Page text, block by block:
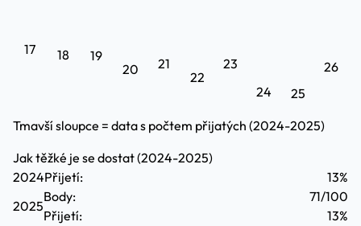
17 18 19
20 21
22
23
24 25
26
Tmavší sloupce = data s počtem přijatých (2024-2025)
Jak těžké je se dostat (2024-2025)
2024Přijetí:
13%
2025
Body:
71/100
Přijetí:
13%